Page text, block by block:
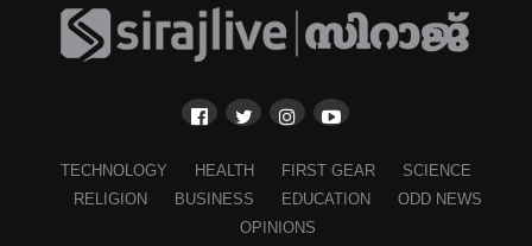
TECHNOLOGY HEALTH FIRST GEAR
SCIENCE
RELIGION
BUSINESS EDUCATION
ODD NEWS
OPINIONS